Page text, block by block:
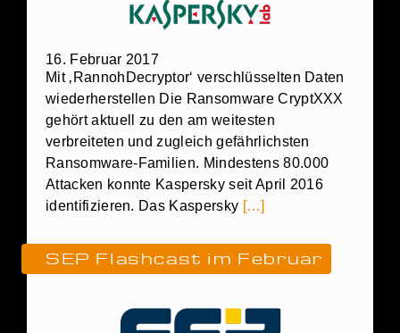
16. Februar 2017
Mit ‚RannohDecryptor‘ verschlüsselten Daten
wiederherstellen Die Ransomware CryptXXX
gehört aktuell zu den am weitesten
verbreiteten und zugleich gefährlichsten
Ransomware-Familien. Mindestens 80.000
Attacken konnte Kaspersky seit April 2016
identifizieren. Das Kaspersky […]
SEP Flashcast im Februar